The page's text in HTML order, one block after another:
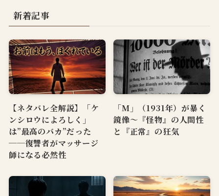
新着記事
【ネタバレ全解説】「ケ
ンシロウによろしく」
は”最高のバカ”だった
──復讐者がマッサージ
師になる必然性
「M」（1931年）が暴く
鏡像〜『怪物』の人間性
と『正常』の狂気